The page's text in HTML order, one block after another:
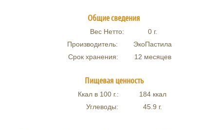
Общие сведения
Вес Нетто: 0 г.
Производитель:
ЭкоПастила
Срок хранения:
12 месяцев
Пищевая ценность
Ккал в 100 г.: 184ккал
Углеводы:
45.9 г.